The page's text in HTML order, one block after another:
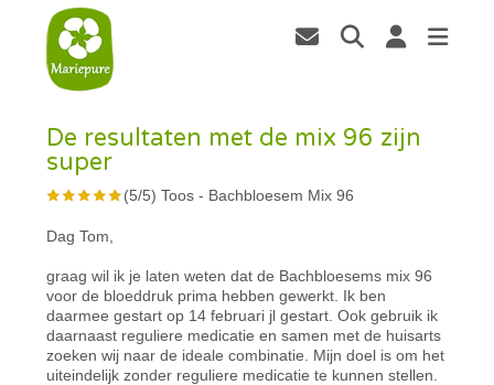
De resultaten met de mix 96 zijn
super
(5/5)Toos - Bachbloesem Mix 96
Dag Tom,
graag wil ik je laten weten dat de Bachbloesems mix 96
voor de bloeddruk prima hebben gewerkt. Ik ben
daarmee gestart op 14 februari jl gestart. Ook gebruik ik
daarnaast reguliere medicatie en samen met de huisarts
zoeken wij naar de ideale combinatie. Mijn doel is om het
uiteindelijk zonder reguliere medicatie te kunnen stellen.